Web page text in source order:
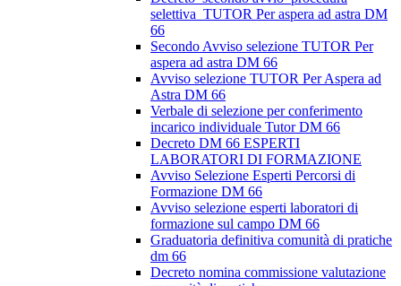
selettiva_TUTOR Per aspera ad astra DM
66
Secondo Avviso selezione TUTOR Per
aspera ad astra DM 66
Avviso selezione TUTOR Per Aspera ad
Astra DM 66
Verbale di selezione per conferimento
incarico individuale Tutor DM 66
Decreto DM 66 ESPERTI
LABORATORI DI FORMAZIONE
Avviso Selezione Esperti Percorsi di
Formazione DM 66
Avviso selezione esperti laboratori di
formazione sul campo DM 66
Graduatoria definitiva comunità di pratiche
dm 66
Decreto nomina commissione valutazione